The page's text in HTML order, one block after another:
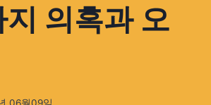
의혹과 오